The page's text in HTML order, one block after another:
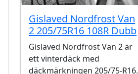
Gislaved Nordfrost Van
2 205/75R16 108R Dubb
Gislaved Nordfrost Van 2 är
ett vinterdäck med
däckmärkningen 205/75-R16.